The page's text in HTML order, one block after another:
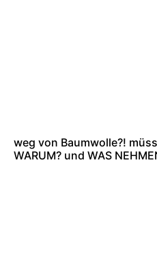
weg von Baumwolle?!
WARUM? und WAS